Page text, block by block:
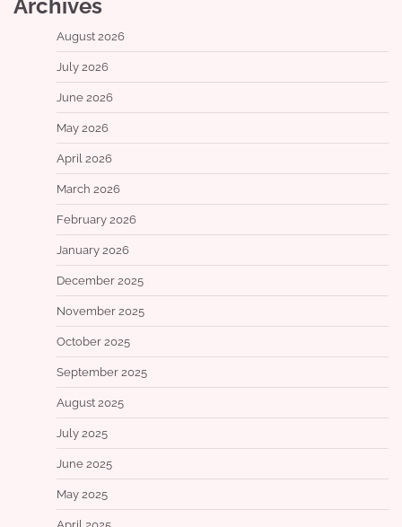
Archives
August 2026
July 2026
June 2026
May 2026
April 2026
March 2026
February 2026
January 2026
December 2025
November 2025
October 2025
September 2025
August 2025
July 2025
June 2025
May 2025